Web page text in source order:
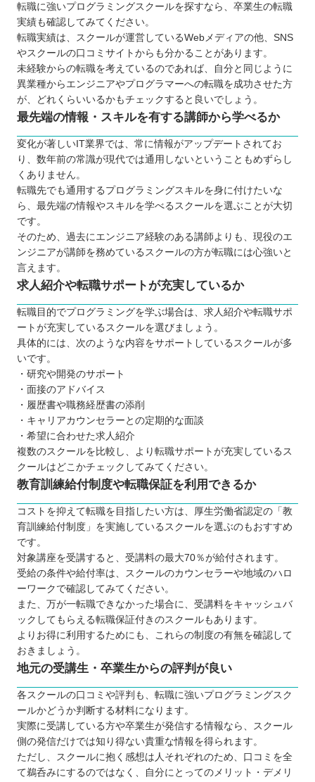
転職に強いプログラミングスクールを探すなら、卒業生の転職
実績も確認してみてください。
転職実績は、スクールが運営しているWebメディアの他、SNS
やスクールの口コミサイトからも分かることがあります。
未経験からの転職を考えているのであれば、自分と同じように
異業種からエンジニアやプログラマーへの転職を成功させた方
が、どれくらいいるかもチェックすると良いでしょう。
最先端の情報・スキルを有する講師から学べるか
変化が著しいIT業界では、常に情報がアップデートされてお
り、数年前の常識が現代では通用しないということもめずらし
くありません。
転職先でも通用するプログラミングスキルを身に付けたいな
ら、最先端の情報やスキルを学べるスクールを選ぶことが大切
です。
そのため、過去にエンジニア経験のある講師よりも、現役のエ
ンジニアが講師を務めているスクールの方が転職には心強いと
言えます。
求人紹介や転職サポートが充実しているか
転職目的でプログラミングを学ぶ場合は、求人紹介や転職サポ
ートが充実しているスクールを選びましょう。
具体的には、次のような内容をサポートしているスクールが多
いです。
・研究や開発のサポート
・面接のアドバイス
・履歴書や職務経歴書の添削
・キャリアカウンセラーとの定期的な面談
・希望に合わせた求人紹介
複数のスクールを比較し、より転職サポートが充実しているス
クールはどこかチェックしてみてください。
教育訓練給付制度や転職保証を利用できるか
コストを抑えて転職を目指したい方は、厚生労働省認定の「教
育訓練給付制度」を実施しているスクールを選ぶのもおすすめ
です。
対象講座を受講すると、受講料の最大70％が給付されます。
受給の条件や給付率は、スクールのカウンセラーや地域のハロ
ーワークで確認してみてください。
また、万が一転職できなかった場合に、受講料をキャッシュバ
ックしてもらえる転職保証付きのスクールもあります。
よりお得に利用するためにも、これらの制度の有無を確認して
おきましょう。
地元の受講生・卒業生からの評判が良い
各スクールの口コミや評判も、転職に強いプログラミングスク
ールかどうか判断する材料になります。
実際に受講している方や卒業生が発信する情報なら、スクール
側の発信だけでは知り得ない貴重な情報を得られます。
ただし、スクールに抱く感想は人それぞれのため、口コミを全
て鵜呑みにするのではなく、自分にとってのメリット・デメリ